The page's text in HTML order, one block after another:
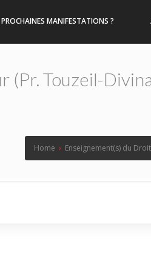
PROCHAINES MANIFESTATIONS ?
(pr. Touzeil-
Home › Enseignement(s) du